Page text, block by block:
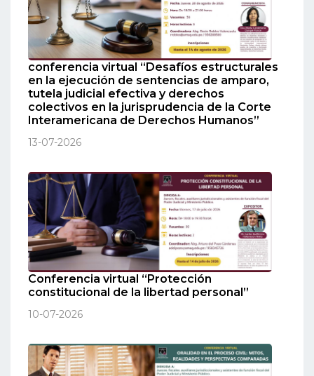
conferencia virtual “Desafíos estructurales
en la ejecución de sentencias de amparo,
tutela judicial efectiva y derechos
colectivos en la jurisprudencia de la Corte
Interamericana de Derechos Humanos”
13-07-2026
Conferencia virtual “Protección
constitucional de la libertad personal”
10-07-2026